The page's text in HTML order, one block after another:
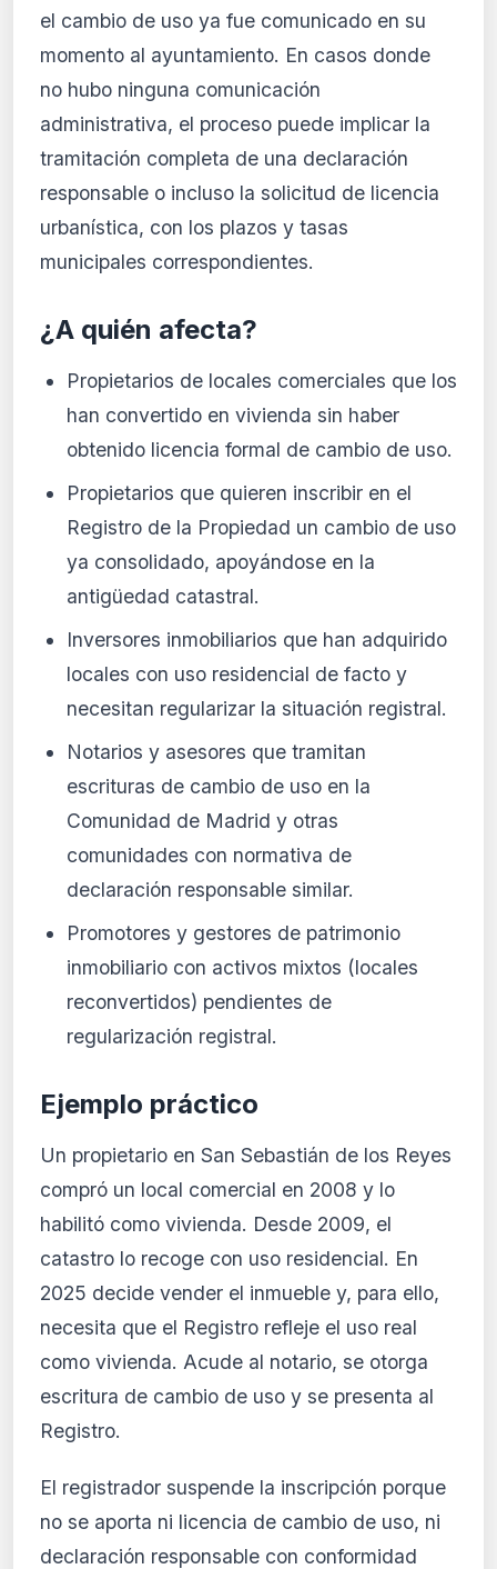
el cambio de uso ya fue comunicado en su
momento al ayuntamiento. En casos donde
no hubo ninguna comunicación
administrativa, el proceso puede implicar la
tramitación completa de una declaración
responsable o incluso la solicitud de licencia
urbanística, con los plazos y tasas
municipales correspondientes.
¿A quién afecta?
Propietarios de locales comerciales que los
han convertido en vivienda sin haber
obtenido licencia formal de cambio de uso.
Propietarios que quieren inscribir en el
Registro de la Propiedad un cambio de uso
ya consolidado, apoyándose en la
antigüedad catastral.
Inversores inmobiliarios que han adquirido
locales con uso residencial de facto y
necesitan regularizar la situación registral.
Notarios y asesores que tramitan
escrituras de cambio de uso en la
Comunidad de Madrid y otras
comunidades con normativa de
declaración responsable similar.
Promotores y gestores de patrimonio
inmobiliario con activos mixtos (locales
reconvertidos) pendientes de
regularización registral.
Ejemplo práctico
Un propietario en San Sebastián de los Reyes
compró un local comercial en 2008 y lo
habilitó como vivienda. Desde 2009, el
catastro lo recoge con uso residencial. En
2025 decide vender el inmueble y, para ello,
necesita que el Registro refleje el uso real
como vivienda. Acude al notario, se otorga
escritura de cambio de uso y se presenta al
Registro.
El registrador suspende la inscripción porque
no se aporta ni licencia de cambio de uso, ni
declaración responsable con conformidad